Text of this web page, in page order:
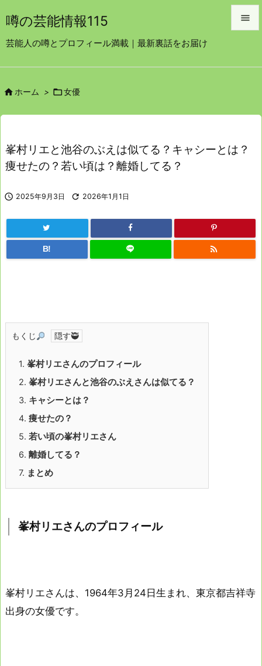
噂の芸能情報115
芸能人の噂とプロフィール満載｜最新裏話をお届け

前へ
次へ
ホーム > 女優
峯村リエと池谷のぶえは似てる？キャシーとは？
痩せたの？若い頃は？離婚してる？
 2025年9月3日  2026年1月1日
B! 
もくじ
1. 峯村リエさんのプロフィール
2. 峯村リエさんと池谷のぶえさんは似てる？
3. キャシーとは？
4. 痩せたの？
5. 若い頃の峯村リエさん
6. 離婚してる？
7. まとめ
峯村リエさんのプロフィール
峯村リエさんは、1964年3月24日生まれ、東京都吉祥寺
出身の女優です。